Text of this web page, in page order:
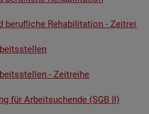
be­ruf­li­che Re­ha­bi­li­ta­ti­on - Zeit­rei­he
- Zeit­rei­he
für Ar­beit­su­chen­de (SGB II)